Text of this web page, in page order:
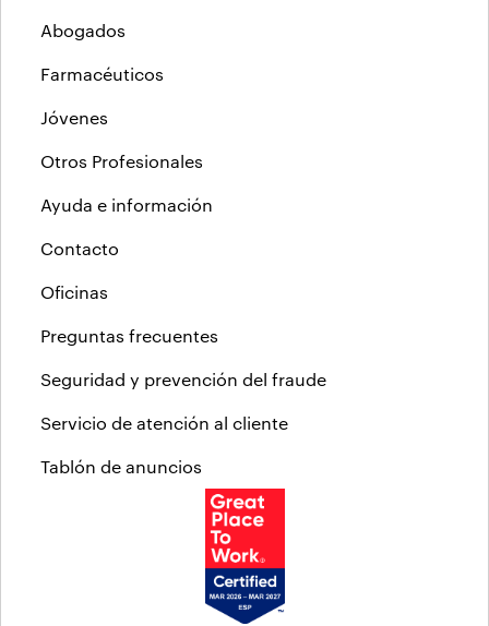
Abogados
Farmacéuticos
Jóvenes
Otros Profesionales
Ayuda e información
Contacto
Oficinas
Preguntas frecuentes
Seguridad y prevención del fraude
Servicio de atención al cliente
Tablón de anuncios